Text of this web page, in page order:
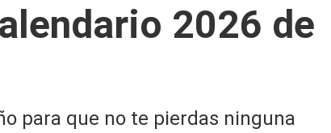
2026 de
para que no te pierdas ninguna